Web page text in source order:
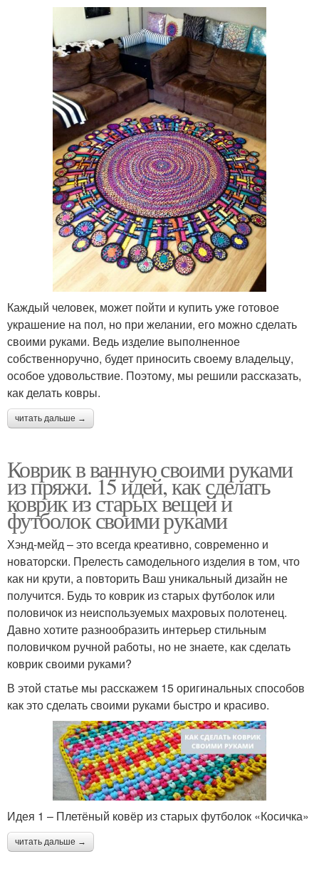
Каждый человек, может пойти и купить уже готовое
украшение на пол, но при желании, его можно сделать
своими руками. Ведь изделие выполненное
собственноручно, будет приносить своему владельцу,
особое удовольствие. Поэтому, мы решили рассказать,
как делать ковры.
читать дальше →
Коврик в ванную своими руками
из пряжи. 15 идей, как сделать
коврик из старых вещей и
футболок своими руками
Хэнд-мейд – это всегда креативно, современно и
новаторски. Прелесть самодельного изделия в том, что
как ни крути, а повторить Ваш уникальный дизайн не
получится. Будь то коврик из старых футболок или
половичок из неиспользуемых махровых полотенец.
Давно хотите разнообразить интерьер стильным
половичком ручной работы, но не знаете, как сделать
коврик своими руками?
В этой статье мы расскажем 15 оригинальных способов
как это сделать своими руками быстро и красиво.
Идея 1 – Плетёный ковёр из старых футболок «Косичка»
читать дальше →